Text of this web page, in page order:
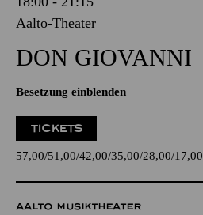
Aalto-Theater
DON GIO­VANNI
Besetzung einblenden
TICKETS
57,00 51,00 42,00 35,00 28,00 17,00
AALTO MUSIKTHEATER